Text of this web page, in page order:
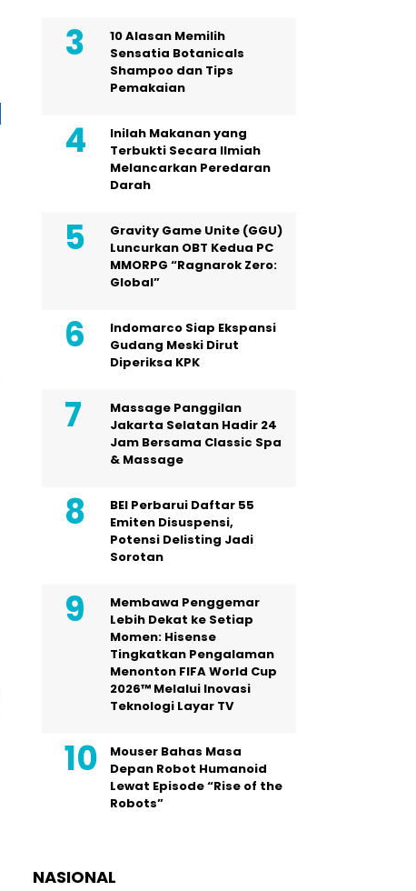
10 Alasan Memilih
Sensatia Botanicals
Shampoo dan Tips
Pemakaian
Inilah Makanan yang
Terbukti Secara Ilmiah
Melancarkan Peredaran
Darah
Gravity Game Unite (GGU)
Luncurkan OBT Kedua PC
MMORPG “Ragnarok Zero:
Global”
Indomarco Siap Ekspansi
Gudang Meski Dirut
Diperiksa KPK
Massage Panggilan
Jakarta Selatan Hadir 24
Jam Bersama Classic Spa
& Massage
BEI Perbarui Daftar 55
Emiten Disuspensi,
Potensi Delisting Jadi
Sorotan
Membawa Penggemar
Lebih Dekat ke Setiap
Momen: Hisense
Tingkatkan Pengalaman
Menonton FIFA World Cup
2026™ Melalui Inovasi
Teknologi Layar TV
Mouser Bahas Masa
Depan Robot Humanoid
Lewat Episode “Rise of the
Robots”
NASIONAL